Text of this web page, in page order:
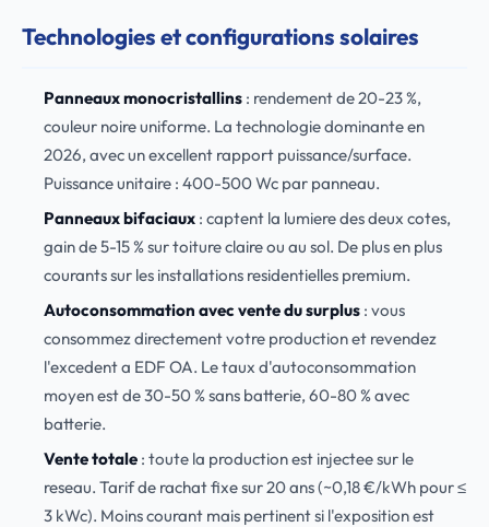
Technologies et configurations solaires
Panneaux monocristallins: rendement de 20-23 %,
couleur noire uniforme. La technologie dominante en
2026, avec un excellent rapport puissance/surface.
Puissance unitaire : 400-500 Wc par panneau.
Panneaux bifaciaux: captent la lumiere des deux cotes,
gain de 5-15 % sur toiture claire ou au sol. De plus en plus
courants sur les installations residentielles premium.
Autoconsommation avec vente du surplus: vous
consommez directement votre production et revendez
l'excedent a EDF OA. Le taux d'autoconsommation
moyen est de 30-50 % sans batterie, 60-80 % avec
batterie.
Vente totale: toute la production est injectee sur le
reseau. Tarif de rachat fixe sur 20 ans (~0,18 €/kWh pour ≤
3 kWc). Moins courant mais pertinent si l'exposition est